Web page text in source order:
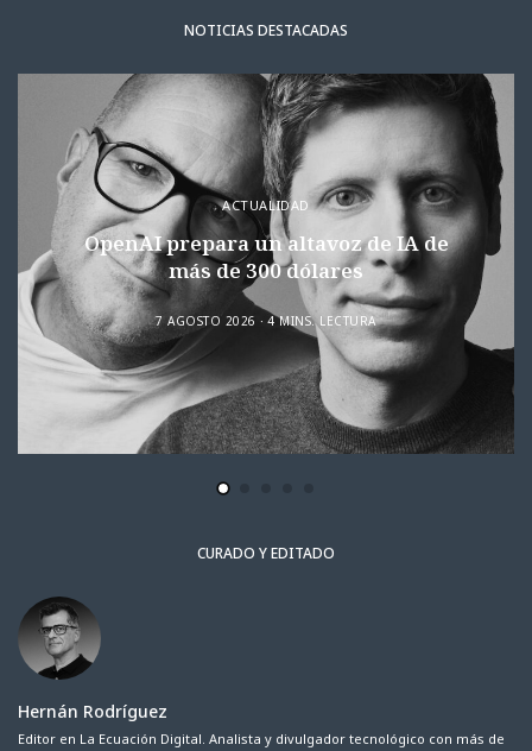
NOTICIAS DESTACADAS
ACTUALIDAD
OpenAI prepara un altavoz de IA de
más de 300 dólares
7 AGOSTO 2026 4 MINS. LECTURA
CURADO Y EDITADO
Hernán Rodríguez
Editor en La Ecuación Digital. Analista y divulgador tecnológico con más de